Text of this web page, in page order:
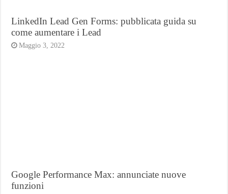
LinkedIn Lead Gen Forms: pubblicata guida su
come aumentare i Lead
Maggio 3, 2022
Google Performance Max: annunciate nuove
funzioni